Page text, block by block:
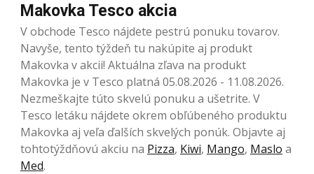
Makovka Tesco akcia
V obchode Tesco nájdete pestrú ponuku tovarov.
Navyše, tento týždeň tu nakúpite aj produkt
Makovka v akcii! Aktuálna zľava na produkt
Makovka je v Tesco platná 05.08.2026 - 11.08.2026.
Nezmeškajte túto skvelú ponuku a ušetrite. V
Tesco letáku nájdete okrem obľúbeného produktu
Makovka aj veľa ďalších skvelých ponúk. Objavte aj
tohtotýždňovú akciu na Pizza, Kiwi, Mango, Maslo a
Med.